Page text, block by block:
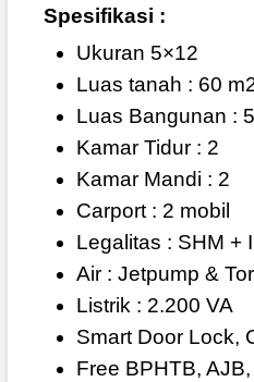
Spesifikasi :
Ukuran 5×12
Luas tanah : 60
Luas Bangunan :
Kamar Tidur : 2
Kamar Mandi : 2
Carport : 2 mobil
Legalitas : SHM +
Air : Jetpump &
Listrik : 2.200 VA
Smart Door Lock,
Free BPHTB,